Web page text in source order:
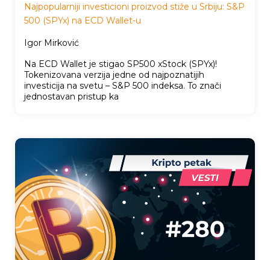
Najpopularniji investicioni proizvod stiže u Srbiju: S&P
500 (SPYx) na ECD Wallet-u
Igor Mirković
Na ECD Wallet je stigao SP500 xStock (SPYx)!
Tokenizovana verzija jedne od najpoznatijih
investicija na svetu – S&P 500 indeksa. To znači
jednostavan pristup ka